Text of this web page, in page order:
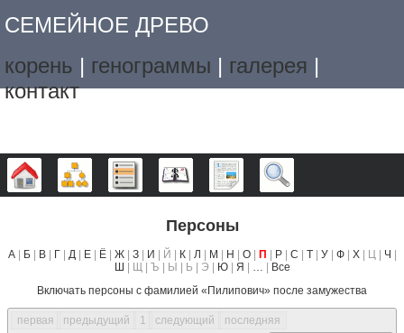
СЕМЕЙНОЕ ДРЕВО
корень | генограммы | галерея |
контакт
Дерево Графики Списки Календарь Отчёты
Персоны
А| Б| В| Г| Д| Е| Ё| Ж| З| И | Й | К| Л М Н О| П Р| С Т| У| Ф| Х| Ц | Ч
Ш
| Щ | Ъ | Ы | Ь | Э | Ю| Я …
Все
Включать персоны с фамилией « Пилипович» после замужества
первая предыдущий 1 следующий
последняя